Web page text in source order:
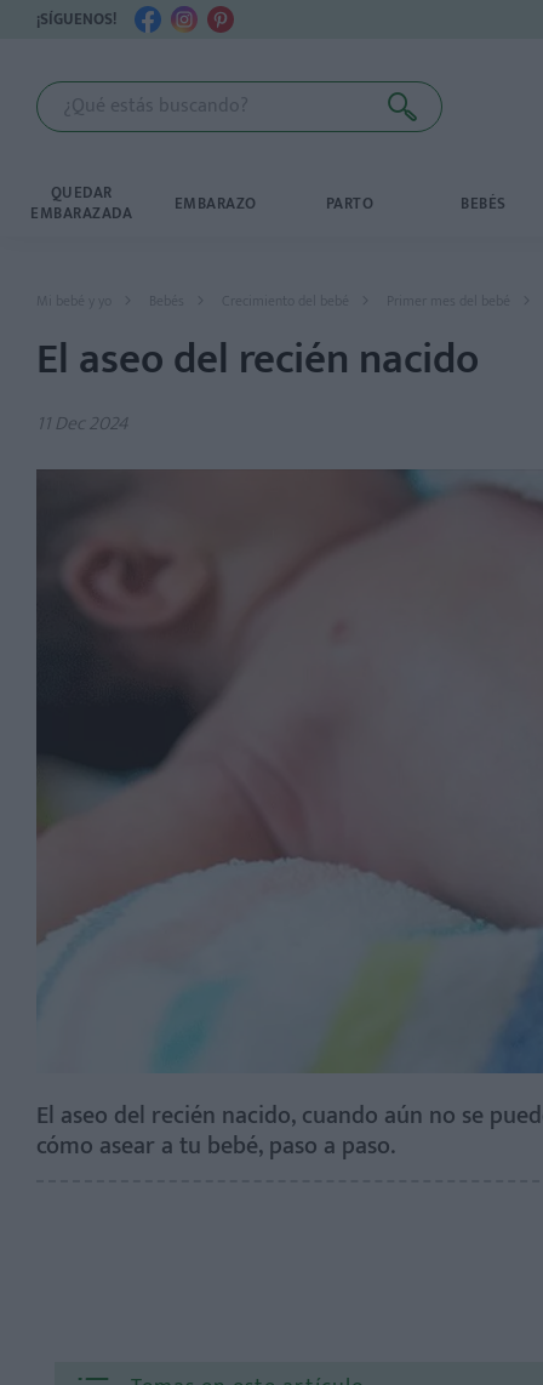
¡SÍGUENOS!
QUEDAR
EMBARAZADA EMBARAZO PARTO BEBÉS
Mi bebé y yo Bebés Crecimiento del bebé Primer mes del bebé
El aseo del recién nacido
11 Dec 2024
El aseo del recién nacido, cuando aún no se
cómo asear a tu bebé, paso a paso.